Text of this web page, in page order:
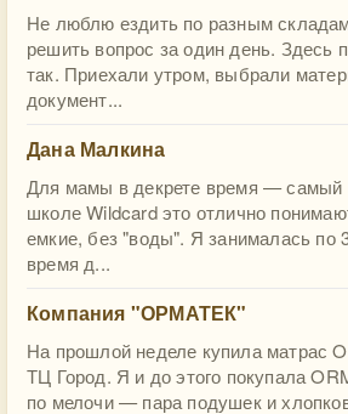
Не люблю ездить по разным
решить вопрос за один день. Здесь
так. Приехали утром, выбрали
документ...
Дана Малкина
Для мамы в декрете время — самый
школе Wildcard это отлично
емкие, без "воды". Я занималась по
время д...
Компания "ОРМАТЕК"
На прошлой неделе купила матрас
ТЦ Город. Я и до этого покупала
по мелочи — пара подушек и